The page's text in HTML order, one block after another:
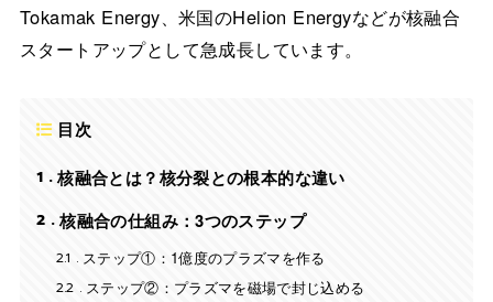
Tokamak Energy、米国のHelion Energyなどが核融合
スタートアップとして急成長しています。
目次
1
核融合とは？核分裂との根本的な違い
2
核融合の仕組み：3つのステップ
2.1
ステップ①：1億度のプラズマを作る
2.2 ステップ②：プラズマを磁場で封じ込める